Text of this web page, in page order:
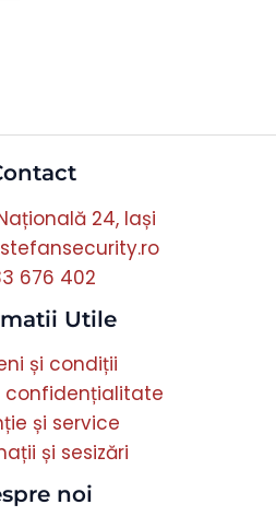
24, Iași
676 402
Utile
și condiții
confidențialitate
și service
și sesizări
noi